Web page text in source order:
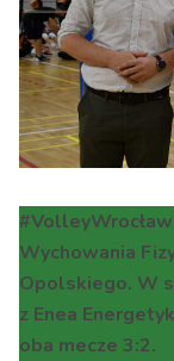
Wychowania
Opolskiego. W
z Enea
oba mecze 3:2.